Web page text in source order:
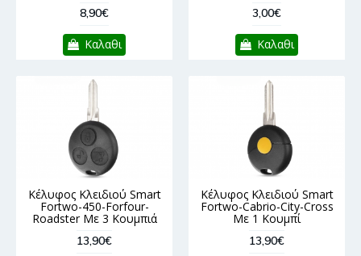
8,90€
Καλαθι
3,00€
Καλαθι
Κέλυφος Κλειδιού Smart
Fortwo-450-Forfour-
Roadster Με 3 Κουμπιά
13,90€
Κέλυφος Κλειδιού Smart
Fortwo-Cabrio-City-Cross
Με 1 Κουμπί
13,90€